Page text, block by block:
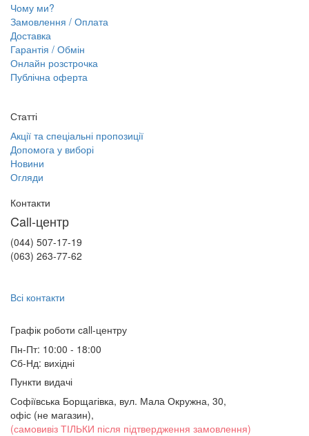
Чому ми?
Замовлення / Оплата
Доставка
Гарантія / Обмін
Онлайн розстрочка
Публічна оферта
Статті
Акції та спеціальні пропозиції
Допомога у виборі
Новини
Огляди
Контакти
Call-центр
(044) 507-17-19
(063) 263-77-62
Всі контакти
Графік роботи сall-центру
Пн-Пт: 10:00 - 18:00
Сб-Нд: вихідні
Пункти видачі
Софіївська Борщагівка, вул. Мала Окружна, 30,
офіс (не магазин),
(самовивіз ТІЛЬКИ після підтвердження замовлення)